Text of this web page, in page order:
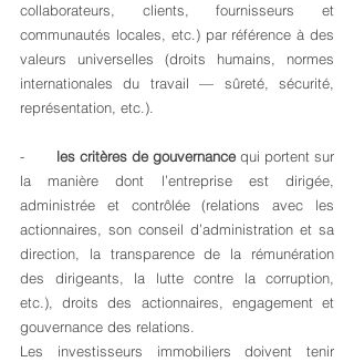
collaborateurs, clients, fournisseurs et
communautés locales, etc.) par référence à des
valeurs universelles (droits humains, normes
internationales du travail — sûreté, sécurité,
représentation, etc.).
- les critères de gouvernance qui portent sur
la manière dont l’entreprise est dirigée,
administrée et contrôlée (relations avec les
actionnaires, son conseil d’administration et sa
direction, la transparence de la rémunération
des dirigeants, la lutte contre la corruption,
etc.), droits des actionnaires, engagement et
gouvernance des relations.
Les investisseurs immobiliers doivent tenir